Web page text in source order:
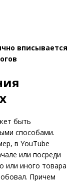
вписывается
быть
способами.
в YouTube
или посреди
или иного товара
Причем